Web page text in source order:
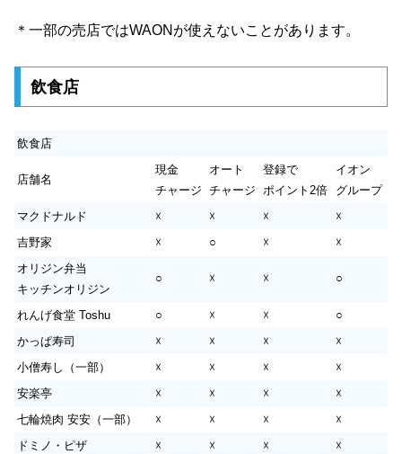
＊一部の売店ではWAONが使えないことがあります。
飲食店
飲食店
店舗名
現金
チャージ
オート
チャージ
登録で
ポイント2倍
イオン
グループ
マクドナルド
☓ ☓ ☓
☓
吉野家
☓ ○ ☓
☓
オリジン弁当
キッチンオリジン
○ ☓ ☓ ○
れんげ食堂 Toshu ○ ☓ ☓
○
かっぱ寿司
☓ ☓ ☓
☓
小僧寿し（一部）
☓ ☓ ☓
☓
安楽亭
☓ ☓ ☓
☓
七輪焼肉 安安（一部）
☓ ☓ ☓
☓
ドミノ・ピザ
☓ ☓ ☓
☓